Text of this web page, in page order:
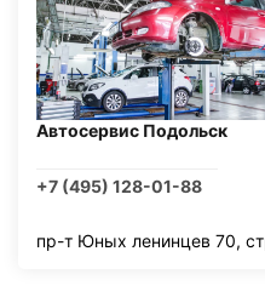
Автосервис Подольск
+7 (495) 128-01-88
пр-т Юных ленинцев 70,